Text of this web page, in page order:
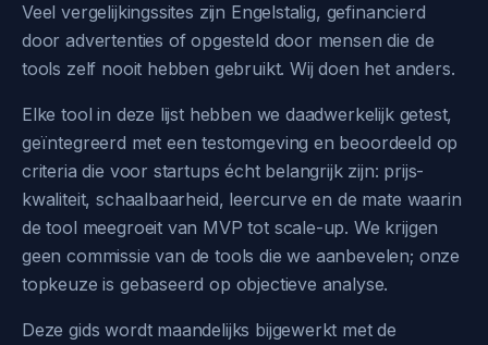
Veel vergelijkingssites zijn Engelstalig, gefinancierd
door advertenties of opgesteld door mensen die de
tools zelf nooit hebben gebruikt. Wij doen het anders.
Elke tool in deze lijst hebben we daadwerkelijk getest,
geïntegreerd met een testomgeving en beoordeeld op
criteria die voor startups écht belangrijk zijn: prijs-
kwaliteit, schaalbaarheid, leercurve en de mate waarin
de tool meegroeit van MVP tot scale-up. We krijgen
geen commissie van de tools die we aanbevelen; onze
topkeuze is gebaseerd op objectieve analyse.
Deze gids wordt maandelijks bijgewerkt met de